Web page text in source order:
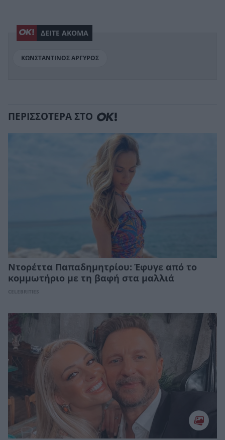
ΔΕΙΤΕ ΑΚΟΜΑ
ΚΩΝΣΤΑΝΤΙΝΟΣ ΑΡΓΥΡΟΣ
ΠΕΡΙΣΣΟΤΕΡΑ ΣΤΟ
Ντορέττα Παπαδημητρίου: Έφυγε από το
κομμωτήριο με τη βαφή στα μαλλιά
CELEBRITIES